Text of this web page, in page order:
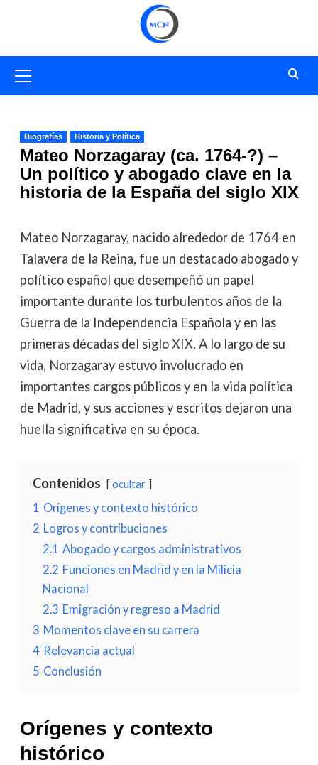
primario
Biografías Historia y Política
Mateo Norzagaray (ca. 1764-?) –
Un político y abogado clave en la
historia de la España del siglo XIX
Mateo Norzagaray, nacido alrededor de 1764 en
Talavera de la Reina, fue un destacado abogado y
político español que desempeñó un papel
importante durante los turbulentos años de la
Guerra de la Independencia Española y en las
primeras décadas del siglo XIX. A lo largo de su
vida, Norzagaray estuvo involucrado en
importantes cargos públicos y en la vida política
de Madrid, y sus acciones y escritos dejaron una
huella significativa en su época.
Contenidos ocultar
1 Orígenes y contexto histórico
2 Logros y contribuciones
2.1 Abogado y cargos administrativos
2.2 Funciones en Madrid y en la Milicia
Nacional
2.3 Emigración y regreso a Madrid
3 Momentos clave en su carrera
4 Relevancia actual
5 Conclusión
Orígenes y contexto
histórico